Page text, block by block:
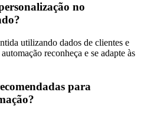
no
utilizando dados de clientes e
reconheça e se adapte às
para